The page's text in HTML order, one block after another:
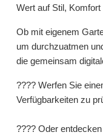
Wert auf Stil,
Ob mit eigenem
um durchzuatmen
die gemeinsam
???? Werfen Sie
Verfügbarkeiten zu
???? Oder